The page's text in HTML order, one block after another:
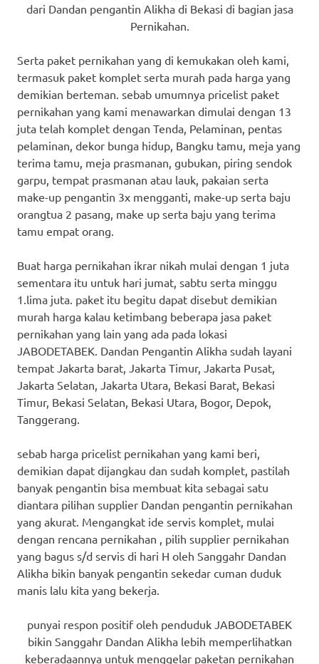
dari Dandan pengantin Alikha di Bekasi di bagian jasa
Pernikahan.
Serta paket pernikahan yang di kemukakan oleh kami,
termasuk paket komplet serta murah pada harga yang
demikian berteman. sebab umumnya pricelist paket
pernikahan yang kami menawarkan dimulai dengan 13
juta telah komplet dengan Tenda, Pelaminan, pentas
pelaminan, dekor bunga hidup, Bangku tamu, meja yang
terima tamu, meja prasmanan, gubukan, piring sendok
garpu, tempat prasmanan atau lauk, pakaian serta
make-up pengantin 3x mengganti, make-up serta baju
orangtua 2 pasang, make up serta baju yang terima
tamu empat orang.
Buat harga pernikahan ikrar nikah mulai dengan 1 juta
sementara itu untuk hari jumat, sabtu serta minggu
1.lima juta. paket itu begitu dapat disebut demikian
murah harga kalau ketimbang beberapa jasa paket
pernikahan yang lain yang ada pada lokasi
JABODETABEK. Dandan Pengantin Alikha sudah layani
tempat Jakarta barat, Jakarta Timur, Jakarta Pusat,
Jakarta Selatan, Jakarta Utara, Bekasi Barat, Bekasi
Timur, Bekasi Selatan, Bekasi Utara, Bogor, Depok,
Tanggerang.
sebab harga pricelist pernikahan yang kami beri,
demikian dapat dijangkau dan sudah komplet, pastilah
banyak pengantin bisa membuat kita sebagai satu
diantara pilihan supplier Dandan pengantin pernikahan
yang akurat. Mengangkat ide servis komplet, mulai
dengan rencana pernikahan , pilih supplier pernikahan
yang bagus s/d servis di hari H oleh Sanggahr Dandan
Alikha bikin banyak pengantin sekedar cuman duduk
manis lalu kita yang bekerja.
punyai respon positif oleh penduduk JABODETABEK
bikin Sanggahr Dandan Alikha lebih memperlihatkan
keberadaannya untuk menggelar paketan pernikahan